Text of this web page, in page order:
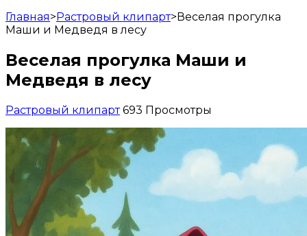
Главная>Растровый клипарт>Веселая прогулка
Маши и Медведя в лесу
Веселая прогулка Маши и
Медведя в лесу
Растровый клипарт 693 Просмотры